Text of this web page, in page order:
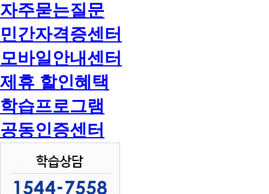
자주묻는질문
민간자격증센터
모바일안내센터
제휴 할인혜택
학습프로그램
공동인증센터